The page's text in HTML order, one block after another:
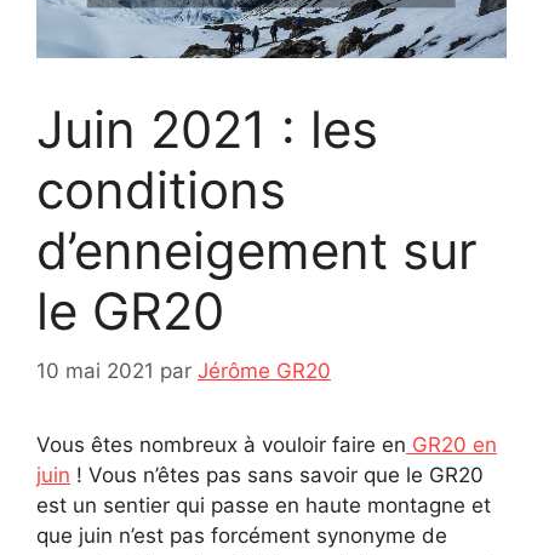
Juin 2021 : les
conditions
d’enneigement sur
le GR20
10 mai 2021 par Jérôme GR20
Vous êtes nombreux à vouloir faire en GR20 en
juin ! Vous n’êtes pas sans savoir que le GR20
est un sentier qui passe en haute montagne et
que juin n’est pas forcément synonyme de